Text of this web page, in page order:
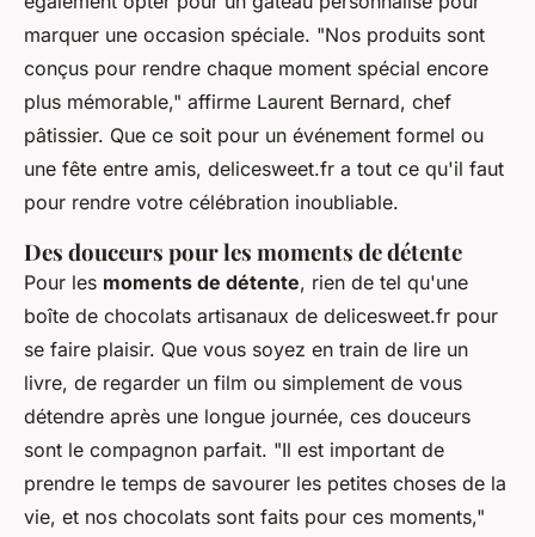
marquer une occasion spéciale. "Nos produits sont
conçus pour rendre chaque moment spécial encore
plus mémorable," affirme Laurent Bernard, chef
pâtissier. Que ce soit pour un événement formel ou
une fête entre amis, delicesweet.fr a tout ce qu'il faut
pour rendre votre célébration inoubliable.
Des douceurs pour les moments de détente
Pour les moments de détente, rien de tel qu'une
boîte de chocolats artisanaux de delicesweet.fr pour
se faire plaisir. Que vous soyez en train de lire un
livre, de regarder un film ou simplement de vous
détendre après une longue journée, ces douceurs
sont le compagnon parfait. "Il est important de
prendre le temps de savourer les petites choses de la
vie, et nos chocolats sont faits pour ces moments,"